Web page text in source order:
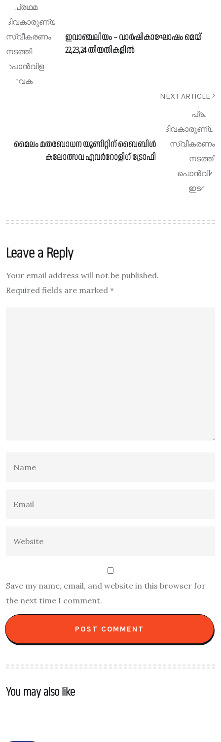
ഇവാഞ്ചലിയം – വാർഷികാഘോഷം മെയ്
22,23,24 തീയതികളിൽ
NEXT ARTICLE
മൈലം മതബോധന യൂണിറ്റിന് ബൈബിൾ
കലോത്സവ എവർറോളിഗ് ട്രോഫി
Leave a Reply
Your email address will not be published.
Required fields are marked *
Save my name, email, and website in this browser for
the next time I comment.
You may also like